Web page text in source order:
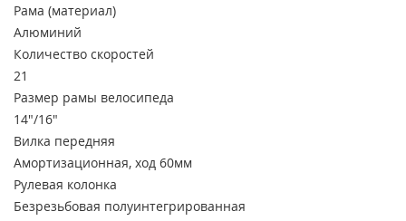
Рама (материал)
Алюминий
Количество скоростей
21
Размер рамы велосипеда
14"/16"
Вилка передняя
Амортизационная, ход 60мм
Рулевая колонка
Безрезьбовая полуинтегрированная